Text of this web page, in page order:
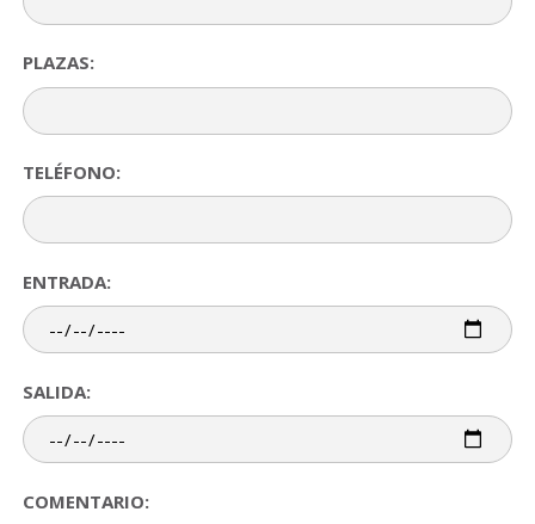
PLAZAS:
TELÉFONO:
ENTRADA:
SALIDA:
COMENTARIO: